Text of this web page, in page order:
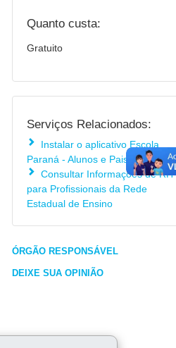
Quanto custa:
Gratuito
Serviços Relacionados:
Instalar o aplicativo Escola
Paraná - Alunos e Pais
Consultar Informações de RH
para Profissionais da Rede
Estadual de Ensino
ÓRGÃO RESPONSÁVEL
DEIXE SUA OPINIÃO